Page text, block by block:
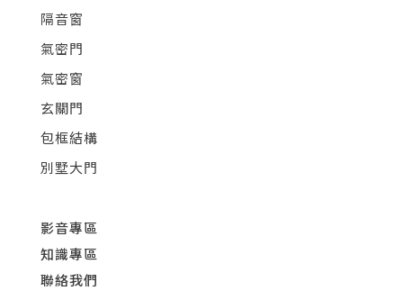
隔音窗
氣密門
氣密窗
玄關門
包框結構
別墅大門
影音專區
知識專區
聯絡我們